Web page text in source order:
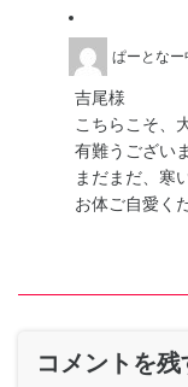
ぱーとなー
吉尾様
こちらこそ、
有難うござい
まだまだ、寒
お体ご自愛く
コメントを残